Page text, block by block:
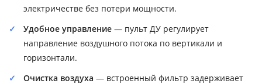
электричестве без потери мощности.
Удобное управление — пульт ДУ регулирует
направление воздушного потока по вертикали и
горизонтали.
Очистка воздуха — встроенный фильтр задерживает